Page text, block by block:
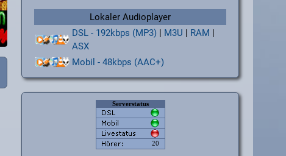
Lokaler Audioplayer
DSL - 192kbps (MP3) | M3U | RAM |
ASX
Mobil - 48kbps (AAC+)